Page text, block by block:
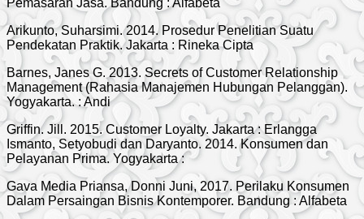
Pemasaran Jasa. Bandung : Alfabeta
Arikunto, Suharsimi. 2014. Prosedur Penelitian Suatu
Pendekatan Praktik. Jakarta : Rineka Cipta
Barnes, Janes G. 2013. Secrets of Customer Relationship
Management (Rahasia Manajemen Hubungan Pelanggan).
Yogyakarta. : Andi
Griffin. Jill. 2015. Customer Loyalty. Jakarta : Erlangga
Ismanto, Setyobudi dan Daryanto. 2014. Konsumen dan
Pelayanan Prima. Yogyakarta :
Gava Media Priansa, Donni Juni, 2017. Perilaku Konsumen
Dalam Persaingan Bisnis Kontemporer. Bandung : Alfabeta